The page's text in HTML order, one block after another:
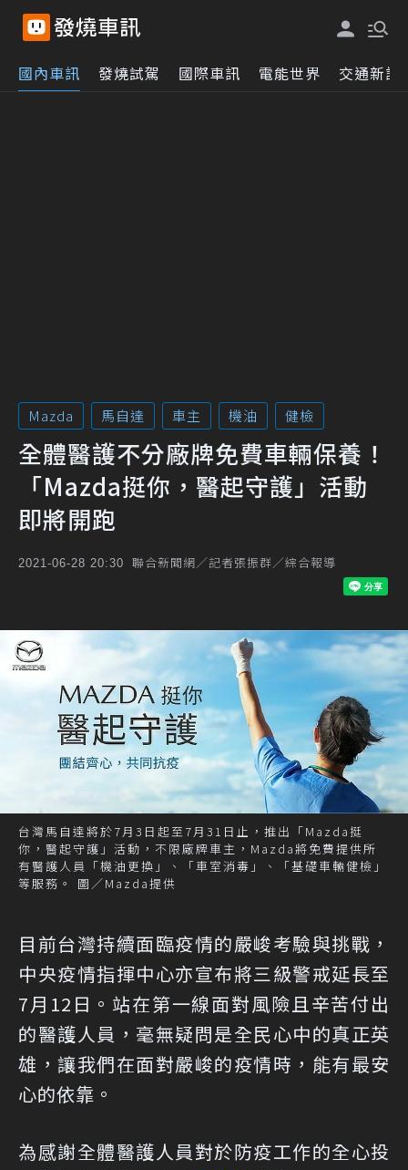
國內車訊 發燒試駕 國際車訊 電能世界 交通新訊
Mazda 馬自達 車主 機油 健檢
全體醫護不分廠牌免費車輛保養！
「Mazda挺你，醫起守護」活動
即將開跑
2021-06-28 20:30 聯合新聞網／記者張振群／綜合報導
台灣馬自達將於7月3日起至7月31日止，推出「Mazda挺
你，醫起守護」活動，不限廠牌車主，Mazda將免費提供所
有醫護人員「機油更換」、「車室消毒」、「基礎車輛健檢」
等服務。 圖／Mazda提供
目前台灣持續面臨疫情的嚴峻考驗與挑戰，
中央疫情指揮中心亦宣布將三級警戒延長至
7月12日。站在第一線面對風險且辛苦付出
的醫護人員，毫無疑問是全民心中的真正英
雄，讓我們在面對嚴峻的疫情時，能有最安
心的依靠。
為感謝全體醫護人員對於防疫工作的全心投